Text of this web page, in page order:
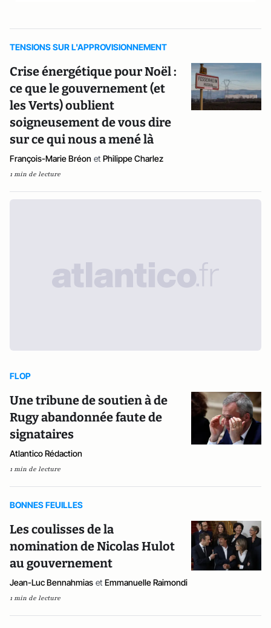
TENSIONS SUR L'APPROVISIONNEMENT
Crise énergétique pour Noël :
ce que le gouvernement (et
les Verts) oublient
soigneusement de vous dire
sur ce qui nous a mené là
François-Marie Bréon et Philippe Charlez
1 min de lecture
FLOP
Une tribune de soutien à de
Rugy abandonnée faute de
signataires
Atlantico Rédaction
1 min de lecture
BONNES FEUILLES
Les coulisses de la
nomination de Nicolas Hulot
au gouvernement
Jean-Luc Bennahmias et Emmanuelle Raimondi
1 min de lecture